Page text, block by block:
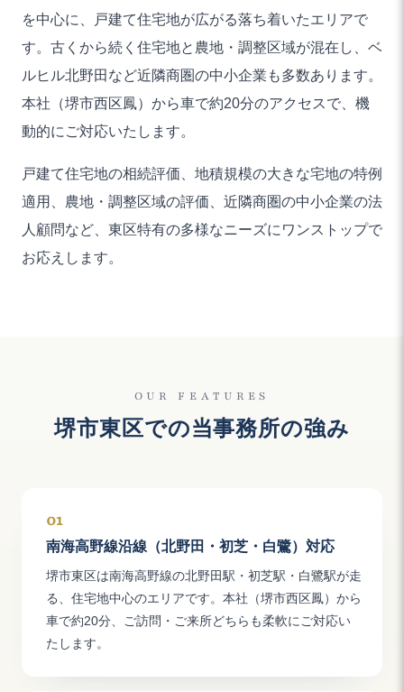
を中心に、戸建て住宅地が広がる落ち着いたエリアで
す。古くから続く住宅地と農地・調整区域が混在し、ベ
ルヒル北野田など近隣商圏の中小企業も多数あります。
本社（堺市西区鳳）から車で約20分のアクセスで、機
動的にご対応いたします。
戸建て住宅地の相続評価、地積規模の大きな宅地の特例
適用、農地・調整区域の評価、近隣商圏の中小企業の法
人顧問など、東区特有の多様なニーズにワンストップで
お応えします。
OUR FEATURES
堺市東区での当事務所の強み
01
南海高野線沿線（北野田・初芝・白鷺）対応
堺市東区は南海高野線の北野田駅・初芝駅・白鷺駅が走
る、住宅地中心のエリアです。本社（堺市西区鳳）から
車で約20分、ご訪問・ご来所どちらも柔軟にご対応い
たします。